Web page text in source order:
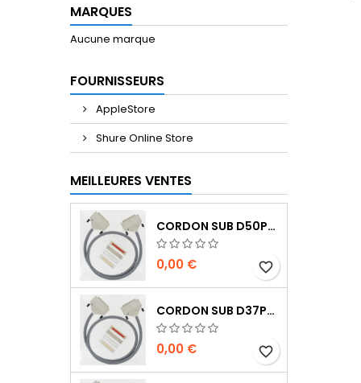
MARQUES
Aucune marque
FOURNISSEURS
AppleStore
Shure Online Store
MEILLEURES VENTES
CORDON SUB D50PTS MALE/MALE 1M
0,00 € favorite_border
CORDON SUB D37PTS MALE/MALE 1M
0,00 € favorite_border